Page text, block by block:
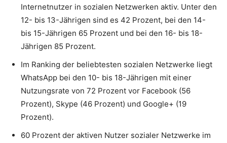
Internetnutzer in sozialen Netzwerken aktiv. Unter den
12- bis 13-Jährigen sind es 42 Prozent, bei den 14-
bis 15-Jährigen 65 Prozent und bei den 16- bis 18-
Jährigen 85 Prozent.
Im Ranking der beliebtesten sozialen Netzwerke liegt
WhatsApp bei den 10- bis 18-Jährigen mit einer
Nutzungsrate von 72 Prozent vor Facebook (56
Prozent), Skype (46 Prozent) und Google+ (19
Prozent).
60 Prozent der aktiven Nutzer sozialer Netzwerke im